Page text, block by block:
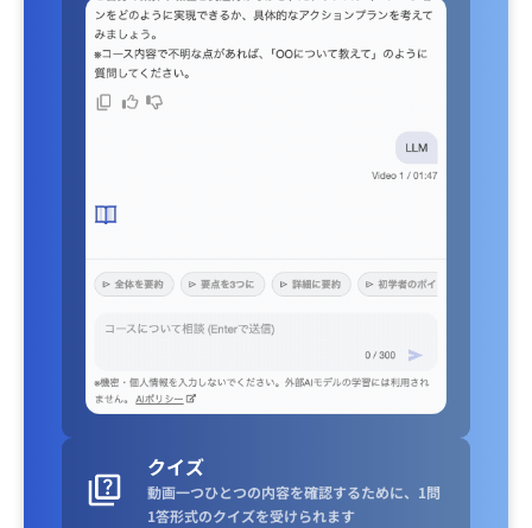
クイズ
動画一つひとつの内容を確認するために、1問
1答形式のクイズを受けられます